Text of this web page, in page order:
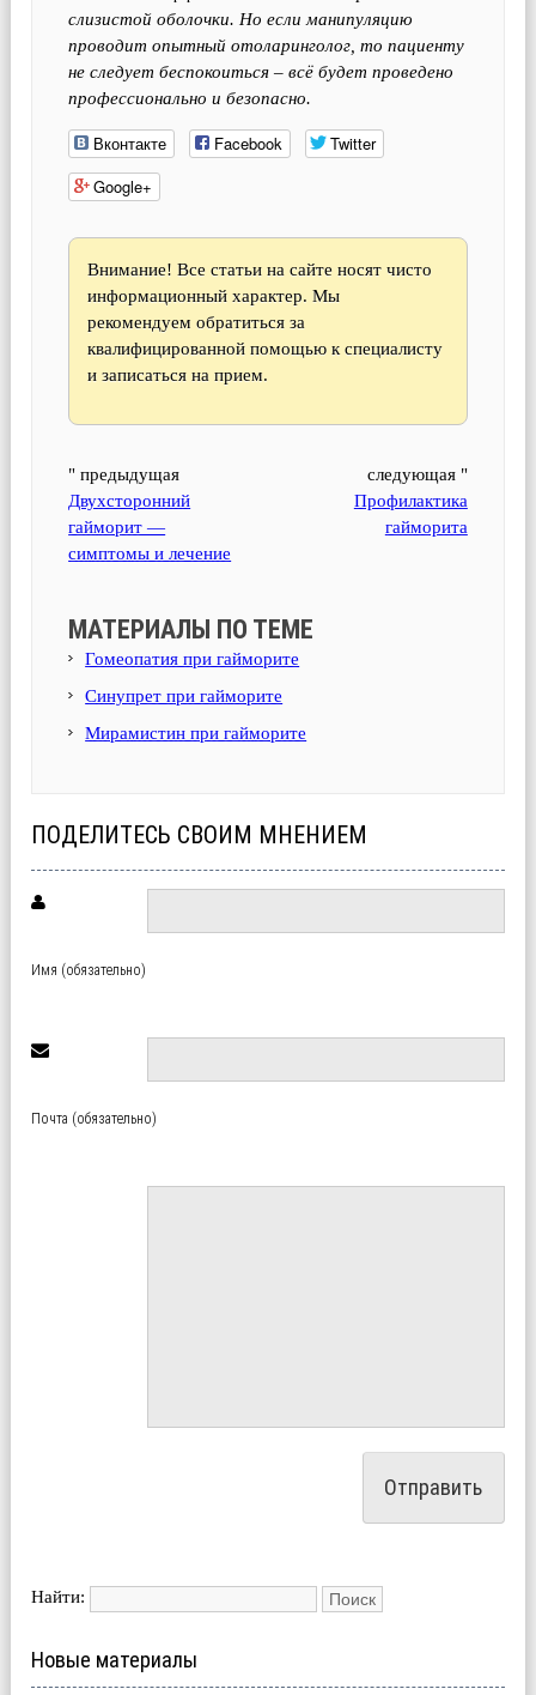
слизистой оболочки. Но если манипуляцию
проводит опытный отоларинголог, то пациенту
не следует беспокоиться – всё будет проведено
профессионально и безопасно.
Вконтакте Facebook
Twitter
Google+
Внимание! Все статьи на сайте носят чисто
информационный характер. Мы
рекомендуем обратиться за
квалифицированной помощью к специалисту
и записаться на прием.
" предыдущая
Двухсторонний
гайморит —
симптомы и лечение
следующая "
Профилактика
гайморита
МАТЕРИАЛЫ ПО ТЕМЕ
Гомеопатия при гайморите
Синупрет при гайморите
Мирамистин при гайморите
ПОДЕЛИТЕСЬ СВОИМ МНЕНИЕМ
Имя (обязательно)
Почта (обязательно)
Найти:
Новые материалы